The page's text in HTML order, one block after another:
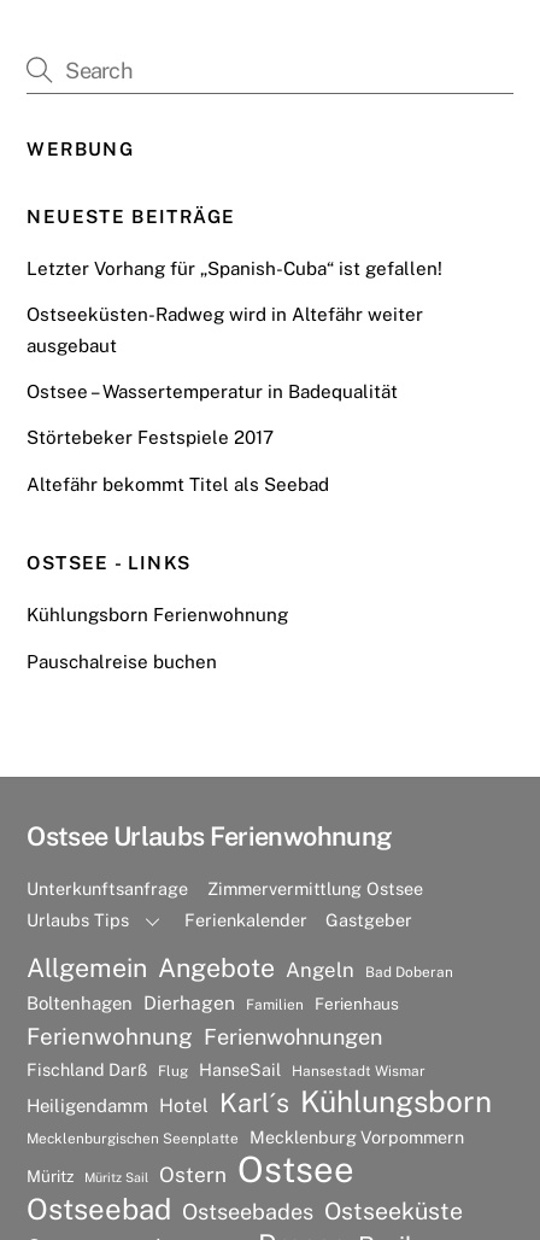
WERBUNG
NEUESTE BEITRÄGE
Letzter Vorhang für „Spanish-Cuba“ ist gefallen!
Ostseeküsten-Radweg wird in Altefähr weiter
ausgebaut
Ostsee – Wassertemperatur in Badequalität
Störtebeker Festspiele 2017
Altefähr bekommt Titel als Seebad
OSTSEE - LINKS
Kühlungsborn Ferienwohnung
Pauschalreise buchen
Ostsee Urlaubs Ferienwohnung
Unterkunftsanfrage
Zimmervermittlung Ostsee
Urlaubs Tips
Ferienkalender Gastgeber
Allgemein Angebote Angeln Bad Doberan
Boltenhagen Dierhagen Familien Ferienhaus
Ferienwohnung Ferienwohnungen
Fischland Darß Flug HanseSail Hansestadt Wismar
Heiligendamm Hotel Karl´s Kühlungsborn
Mecklenburgischen Seenplatte Mecklenburg Vorpommern
Müritz Müritz Sail Ostern Ostsee
Ostseebad Ostseebades Ostseeküste